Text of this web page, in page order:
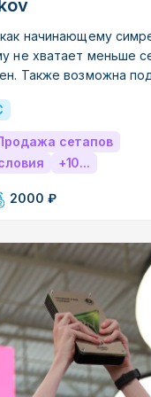
начинающему
не хватает меньше
Также возможна
СМП. Участник SRO
Победитель
момент основной
сетапов
+10...
2000 ₽